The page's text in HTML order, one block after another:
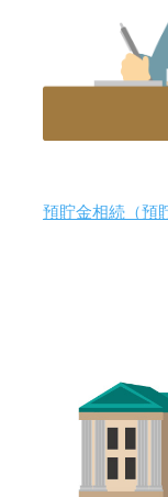
預貯金相続（預